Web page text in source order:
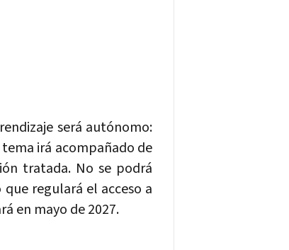
será autónomo:
irá acompañado de
tratada. No se podrá
regulará el acceso a
en mayo de 2027.